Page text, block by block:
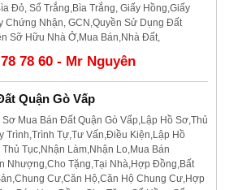
Đỏ, Sổ Trắng,Bìa Trắng, Giấy Hồng,Giấy
Chứng Nhận, GCN,Quyền Sử Dụng Đất
Sỡ Hữu Nhà Ở,Mua Bán,Nhà Đất,
78 60 - Mr Nguyên
Quận Gò Vấp
Sơ Mua Bán Đất Quận Gò Vấp,Lập Hồ Sơ,Thủ
Trình,Trình Tự,Tư Vấn,Điều Kiện,Lập Hồ
Tục,Nhận Làm,Nhận Lo,Mua Bán
Nhượng,Cho Tặng,Tại Nhà,Hợp Đồng,Bất
Cư,Căn Hộ,Căn Hộ Chung Cư,Hợp